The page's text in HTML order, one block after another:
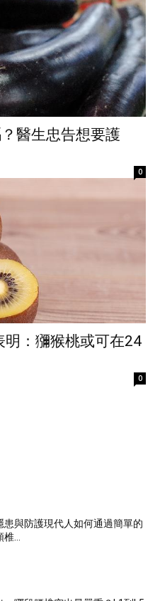
醫生忠告想要護
0
：獼猴桃或可在24
0
患與防護現代人如何通過簡單的
...